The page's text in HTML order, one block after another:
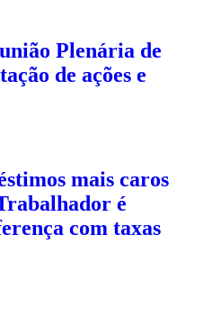
Plenária de
de ações e
mais caros
é
com taxas